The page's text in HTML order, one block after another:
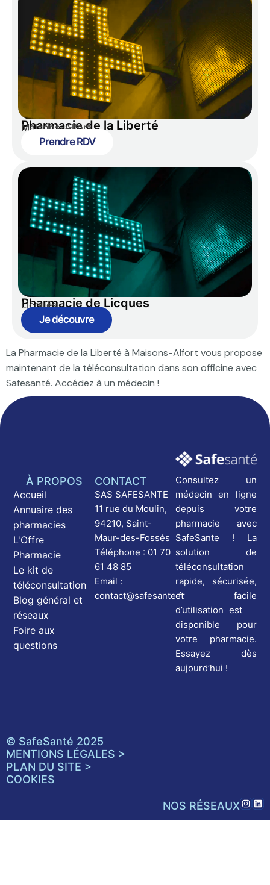
Pharmacie de la Liberté
Maisons-Alfort
Prendre RDV
Pharmacie de Licques
Licques
Je découvre
La Pharmacie de la Liberté à Maisons-Alfort vous propose
maintenant de la téléconsultation dans son officine avec
Safesanté. Accédez à un médecin !
Consultez un
médecin en ligne
depuis votre
pharmacie avec
SafeSante ! La
solution de
téléconsultation
rapide, sécurisée,
et facile
d’utilisation est
disponible pour
votre pharmacie.
Essayez dès
aujourd’hui !
CONTACT
SAS SAFESANTE
11 rue du Moulin,
94210, Saint-
Maur-des-Fossés
Téléphone : 01 70
61 48 85
Email :
contact@safesante.fr
À PROPOS
Accueil
Annuaire des
pharmacies
L'Offre
Pharmacie
Le kit de
téléconsultation
Blog général et
réseaux
Foire aux
questions
© SafeSanté 2025
MENTIONS LÉGALES >
PLAN DU SITE >
COOKIES
NOS RÉSEAUX